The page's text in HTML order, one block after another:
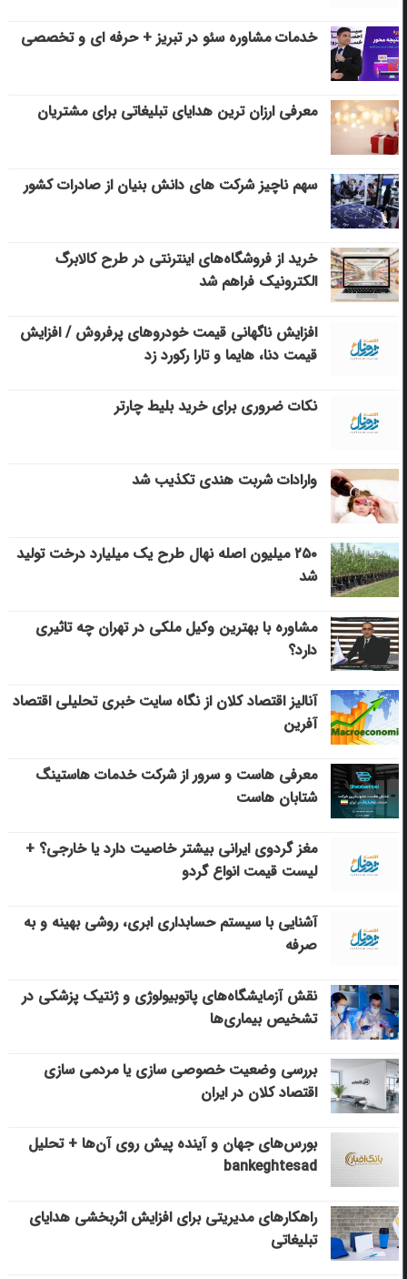
خدمات مشاوره سئو در تبریز + حرفه ای و تخصصی
معرفی ارزان ترین هدایای تبلیغاتی برای مشتریان
سهم ناچیز شرکت های دانش بنیان از صادرات کشور
خرید از فروشگاه‌های اینترنتی در طرح کالابرگ
الکترونیک فراهم شد
افزایش ناگهانی قیمت خودروهای پرفروش / افزایش
قیمت دنا، هایما و تارا رکورد زد
نکات ضروری برای خرید بلیط چارتر
وارادات شربت هندی تکذیب شد
۲۵۰ میلیون اصله نهال طرح یک میلیارد درخت تولید
شد
مشاوره با بهترین وکیل ملکی در تهران چه تاثیری
دارد؟
آنالیز اقتصاد کلان از نگاه سایت خبری تحلیلی اقتصاد
آفرین
معرفی هاست و سرور از شرکت خدمات هاستینگ
شتابان هاست
مغز گردوی ایرانی بیشتر خاصیت دارد یا خارجی؟ +
لیست قیمت انواع گردو
آشنایی با سیستم حسابداری ابری، روشی بهینه و به
صرفه
نقش آزمایشگاه‌های پاتوبیولوژی و ژنتیک پزشکی در
تشخیص بیماری‌ها
بررسی وضعیت خصوصی سازی یا مردمی سازی
اقتصاد کلان در ایران
بورس‌های جهان و آینده پیش روی آن‌ها + تحلیل
bankeghtesad
راهکارهای مدیریتی برای افزایش اثربخشی هدایای
تبلیغاتی